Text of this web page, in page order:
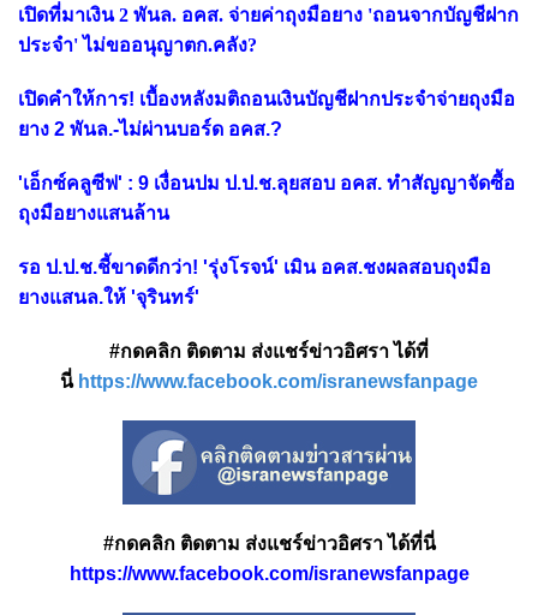
เปิดที่มาเงิน 2 พันล. อคส. จ่ายค่าถุงมือยาง 'ถอนจากบัญชีฝาก
ประจำ' ไม่ขออนุญาตก.คลัง?
เปิดคำให้การ! เบื้องหลังมติถอนเงินบัญชีฝากประจำจ่ายถุงมือ
ยาง 2 พันล.-ไม่ผ่านบอร์ด อคส.?
'เอ็กซ์คลูซีฟ' : 9 เงื่อนปม ป.ป.ช.ลุยสอบ อคส. ทำสัญญาจัดซื้อ
ถุงมือยางแสนล้าน
รอ ป.ป.ช.ชี้ขาดดีกว่า! 'รุ่งโรจน์' เมิน อคส.ชงผลสอบถุงมือ
ยางแสนล.ให้ 'จุรินทร์'
#กดคลิก ติดตาม ส่งแชร์ข่าวอิศรา ได้ที่
นี่ https://www.facebook.com/isranewsfanpage
#กดคลิก ติดตาม ส่งแชร์ข่าวอิศรา ได้ที่นี่
https://www.facebook.com/isranewsfanpage